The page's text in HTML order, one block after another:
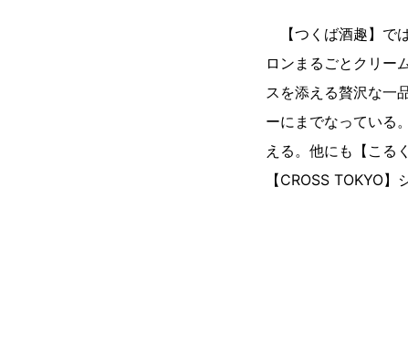
【つくば酒趣】で
ロンまるごとクリー
スを添える贅沢な一
ーにまでなっている
える。他にも【こる
【CROSS TOKYO